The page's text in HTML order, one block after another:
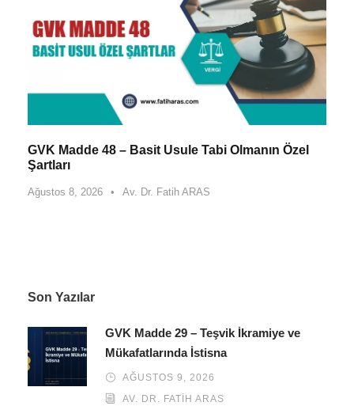
GVK Madde 48 – Basit Usule Tabi Olmanın Özel
Şartları
Ağustos 8, 2026 • Av. Dr. Fatih ARAS
Son Yazılar
GVK Madde 29 – Teşvik İkramiye ve
Mükafatlarında İstisna
AĞUSTOS 9, 2026
AV. DR. FATIH ARAS